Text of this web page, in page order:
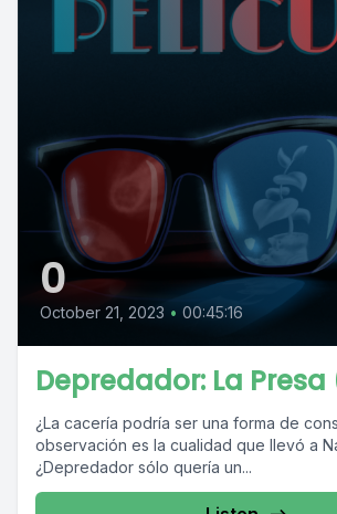
0
October 21, 2023 • 00:45:16
Depredador: La Presa
¿La cacería podría ser una forma de
observación es la cualidad que llevó a
¿Depredador sólo quería un...